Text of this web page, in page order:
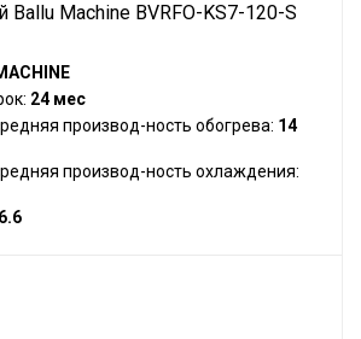
Machine BVRFO-KS7-120-S
24 мес
производ-ность обогрева: 14
производ-ность охлаждения:
6.6